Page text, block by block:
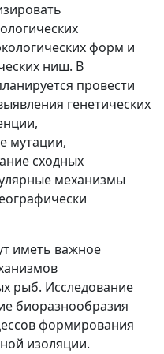
форм и
ниш. В
провести
генетических
мутации,
сходных
механизмы
иметь важное
рыб. Исследование
биоразнообразия
формирования
изоляции.